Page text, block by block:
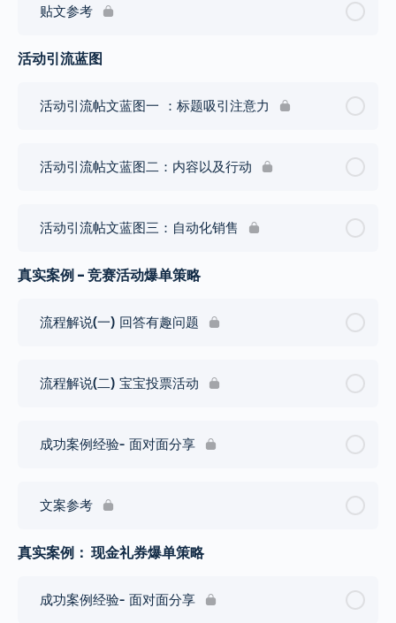
贴文参考
活动引流蓝图
活动引流帖文蓝图一 ：标题吸引注意力
活动引流帖文蓝图二：内容以及行动
活动引流帖文蓝图三：自动化销售
真实案例 - 竞赛活动爆单策略
流程解说(一) 回答有趣问题
流程解说(二) 宝宝投票活动
成功案例经验- 面对面分享
文案参考
真实案例： 现金礼券爆单策略
成功案例经验- 面对面分享